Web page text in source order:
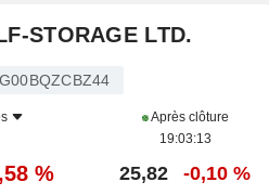
STORAGE LTD.
Après clôture
19:03:13
% 25,82 -0,10 %